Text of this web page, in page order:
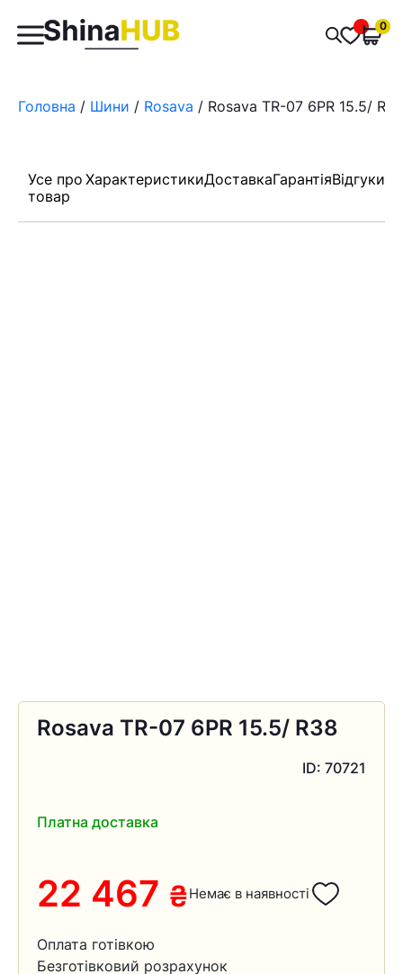
Пошук
товарів
0
Головна / Шини / Rosava / Rosava TR-07 6PR 15.5/ R38
Усе про
товар
ХарактеристикиДоставкаГарантіяВідгуки
Rosava TR-07 6PR 15.5/ R38
ID: 70721
Платна доставка
22 467 ₴Немає в наявності
Оплата готівкою
Безготівковий розрахунок